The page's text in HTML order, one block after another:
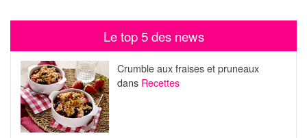
Le top 5 des news
Crumble aux fraises et pruneaux
dans Recettes